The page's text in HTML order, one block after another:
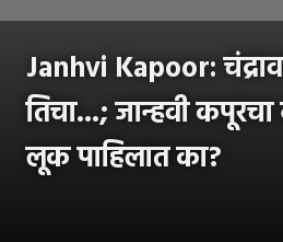
Janhvi Kapoor:
तिचा...; जान्हवी
लूक पाहिलात का?